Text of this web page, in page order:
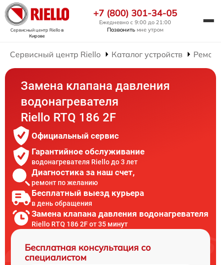
Сервисный центр Rielloв
Кирове
+7 (800) 301-34-05
Ежедневно с 9:00 до 21:00
Позвонить мне утром
Сервисный центр Riello Каталог устройств
Замена клапана давления
водонагревателя
Riello RTQ 186 2F
Официальный сервис
Гарантийное обслуживание
водонагревателя Riello до 3 лет
Диагностика за наш счет,
ремонт по желанию
Бесплатный выезд курьера
в день обращения
Замена клапана давления водонагревателя
Riello RTQ 186 2F от 35 минут
Бесплатная консультация со
специалистом